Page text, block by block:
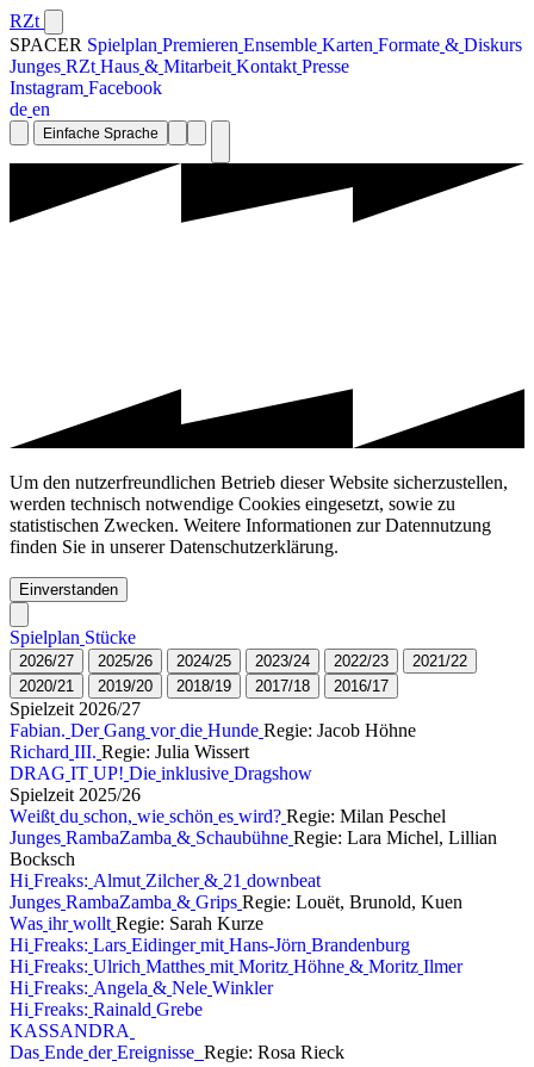
RZt
SPACER Spielplan Premieren Ensemble Karten Formate & Diskurs
Junges RZt Haus & Mitarbeit Kontakt Presse
Instagram Facebook
de en
Einfache Sprache
Um den nutzerfreundlichen Betrieb dieser Website sicherzustellen,
werden technisch notwendige Cookies eingesetzt, sowie zu
statistischen Zwecken. Weitere Informationen zur Datennutzung
finden Sie in unserer Datenschutzerklärung.
Einverstanden
Spielplan Stücke
2026/27 2025/26 2024/25 2023/24 2022/23 2021/22
2020/21 2019/20 2018/19 2017/18 2016/17
Spielzeit 2026/27
Fabian. Der Gang vor die Hunde Regie: Jacob Höhne
Richard III. Regie: Julia Wissert
DRAG IT UP! Die inklusive Dragshow
Spielzeit 2025/26
Weißt du schon, wie schön es wird? Regie: Milan Peschel
Junges RambaZamba & Schaubühne Regie: Lara Michel, Lillian
Bocksch
Hi Freaks: Almut Zilcher & 21 downbeat
Junges RambaZamba & Grips Regie: Louët, Brunold, Kuen
Was ihr wollt Regie: Sarah Kurze
Hi Freaks: Lars Eidinger mit Hans-Jörn Brandenburg
Hi Freaks: Ulrich Matthes mit Moritz Höhne & Moritz Ilmer
Hi Freaks: Angela & Nele Winkler
Hi Freaks: Rainald Grebe
KASSANDRA
Das Ende der Ereignisse Regie: Rosa Rieck